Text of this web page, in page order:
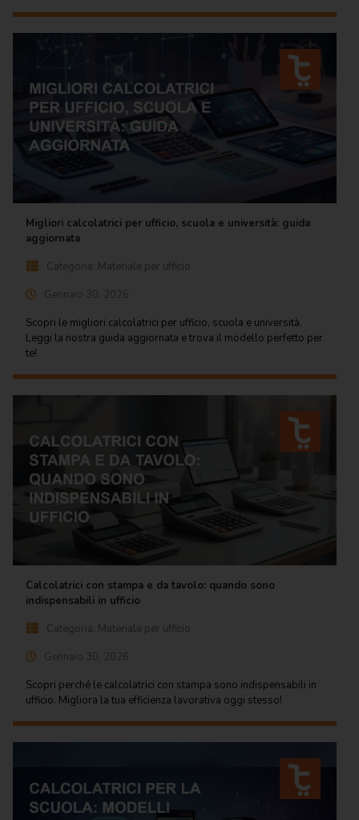
Migliori calcolatrici per ufficio, scuola e università: guida
aggiornata
Categoria: Materiale per ufficio
Gennaio 30, 2026
Scopri le migliori calcolatrici per ufficio, scuola e università.
Leggi la nostra guida aggiornata e trova il modello perfetto per
te!
Calcolatrici con stampa e da tavolo: quando sono
indispensabili in ufficio
Categoria: Materiale per ufficio
Gennaio 30, 2026
Scopri perché le calcolatrici con stampa sono indispensabili in
ufficio. Migliora la tua efficienza lavorativa oggi stesso!